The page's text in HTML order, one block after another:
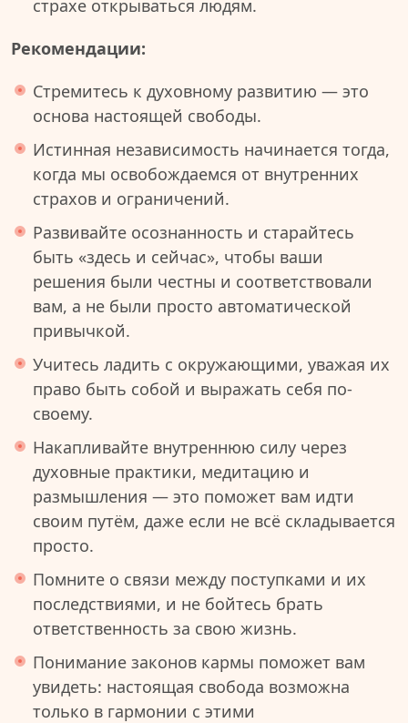
страхе открываться людям.
Рекомендации:
Стремитесь к духовному развитию — это
основа настоящей свободы.
Истинная независимость начинается тогда,
когда мы освобождаемся от внутренних
страхов и ограничений.
Развивайте осознанность и старайтесь
быть «здесь и сейчас», чтобы ваши
решения были честны и соответствовали
вам, а не были просто автоматической
привычкой.
Учитесь ладить с окружающими, уважая их
право быть собой и выражать себя по-
своему.
Накапливайте внутреннюю силу через
духовные практики, медитацию и
размышления — это поможет вам идти
своим путём, даже если не всё складывается
просто.
Помните о связи между поступками и их
последствиями, и не бойтесь брать
ответственность за свою жизнь.
Понимание законов кармы поможет вам
увидеть: настоящая свобода возможна
только в гармонии с этими